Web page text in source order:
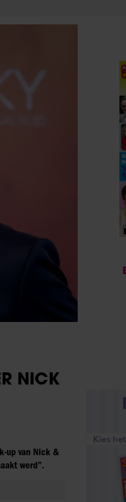
NICK
up van Nick &
werd”.